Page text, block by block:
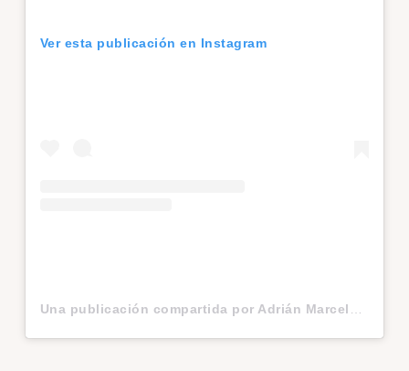
Ver esta publicación en Instagram